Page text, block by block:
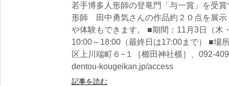
若手博多人形師の登竜門「与一賞」を受
形師 田中勇気さんの作品約２０点を展示
や体験もできます。 ■期間：11月3日（木
10:00～18:00（最終日は17:00まで） ■場
区上川端町６−１［櫛田神社横］、092-
dentou-kougeikan.jp/access
記事を読む